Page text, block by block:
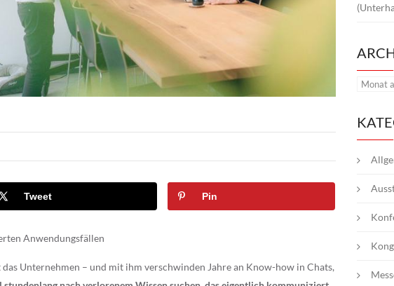
Tweet Pin
Anwendungsfällen
Unternehmen – und mit ihm verschwinden Jahre an Know-how in Chats,
Archiv